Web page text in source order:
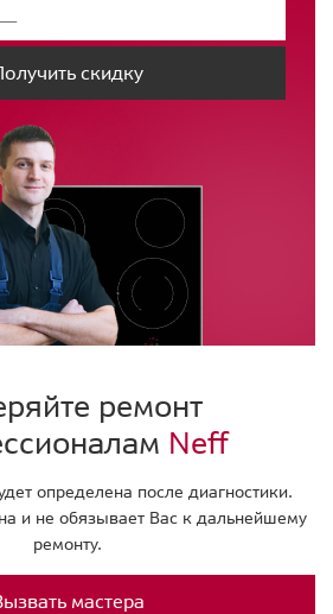
скидку
ремонт
Neff
определена после диагностики.
и не обязывает Вас к дальнейшему
ремонту.
мастера